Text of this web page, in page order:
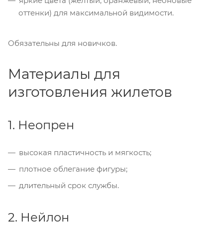
оттенки) для максимальной видимости.
Обязательны для новичков.
Материалы для
изготовления жилетов
1. Неопрен
высокая пластичность и мягкость;
плотное облегание фигуры;
длительный срок службы.
2. Нейлон